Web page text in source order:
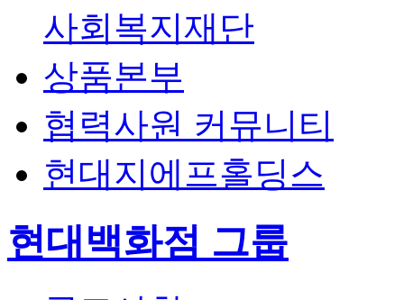
사회복지재단
상품본부
협력사원 커뮤니티
현대지에프홀딩스
현대백화점 그룹